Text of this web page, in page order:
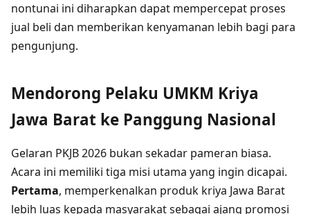
nontunai ini diharapkan dapat mempercepat proses
jual beli dan memberikan kenyamanan lebih bagi para
pengunjung.
Mendorong Pelaku UMKM Kriya
Jawa Barat ke Panggung Nasional
Gelaran PKJB 2026 bukan sekadar pameran biasa.
Acara ini memiliki tiga misi utama yang ingin dicapai.
Pertama, memperkenalkan produk kriya Jawa Barat
lebih luas kepada masyarakat sebagai ajang promosi